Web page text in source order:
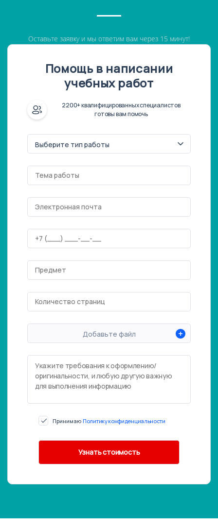
Оставьте заявку и мы ответим вам через 15 минут!
Помощь в написании
учебных работ
2200+ квалифицированных специалистов
готовы вам помочь
Добавьте файл +
Принимаю Политику конфиденциальности